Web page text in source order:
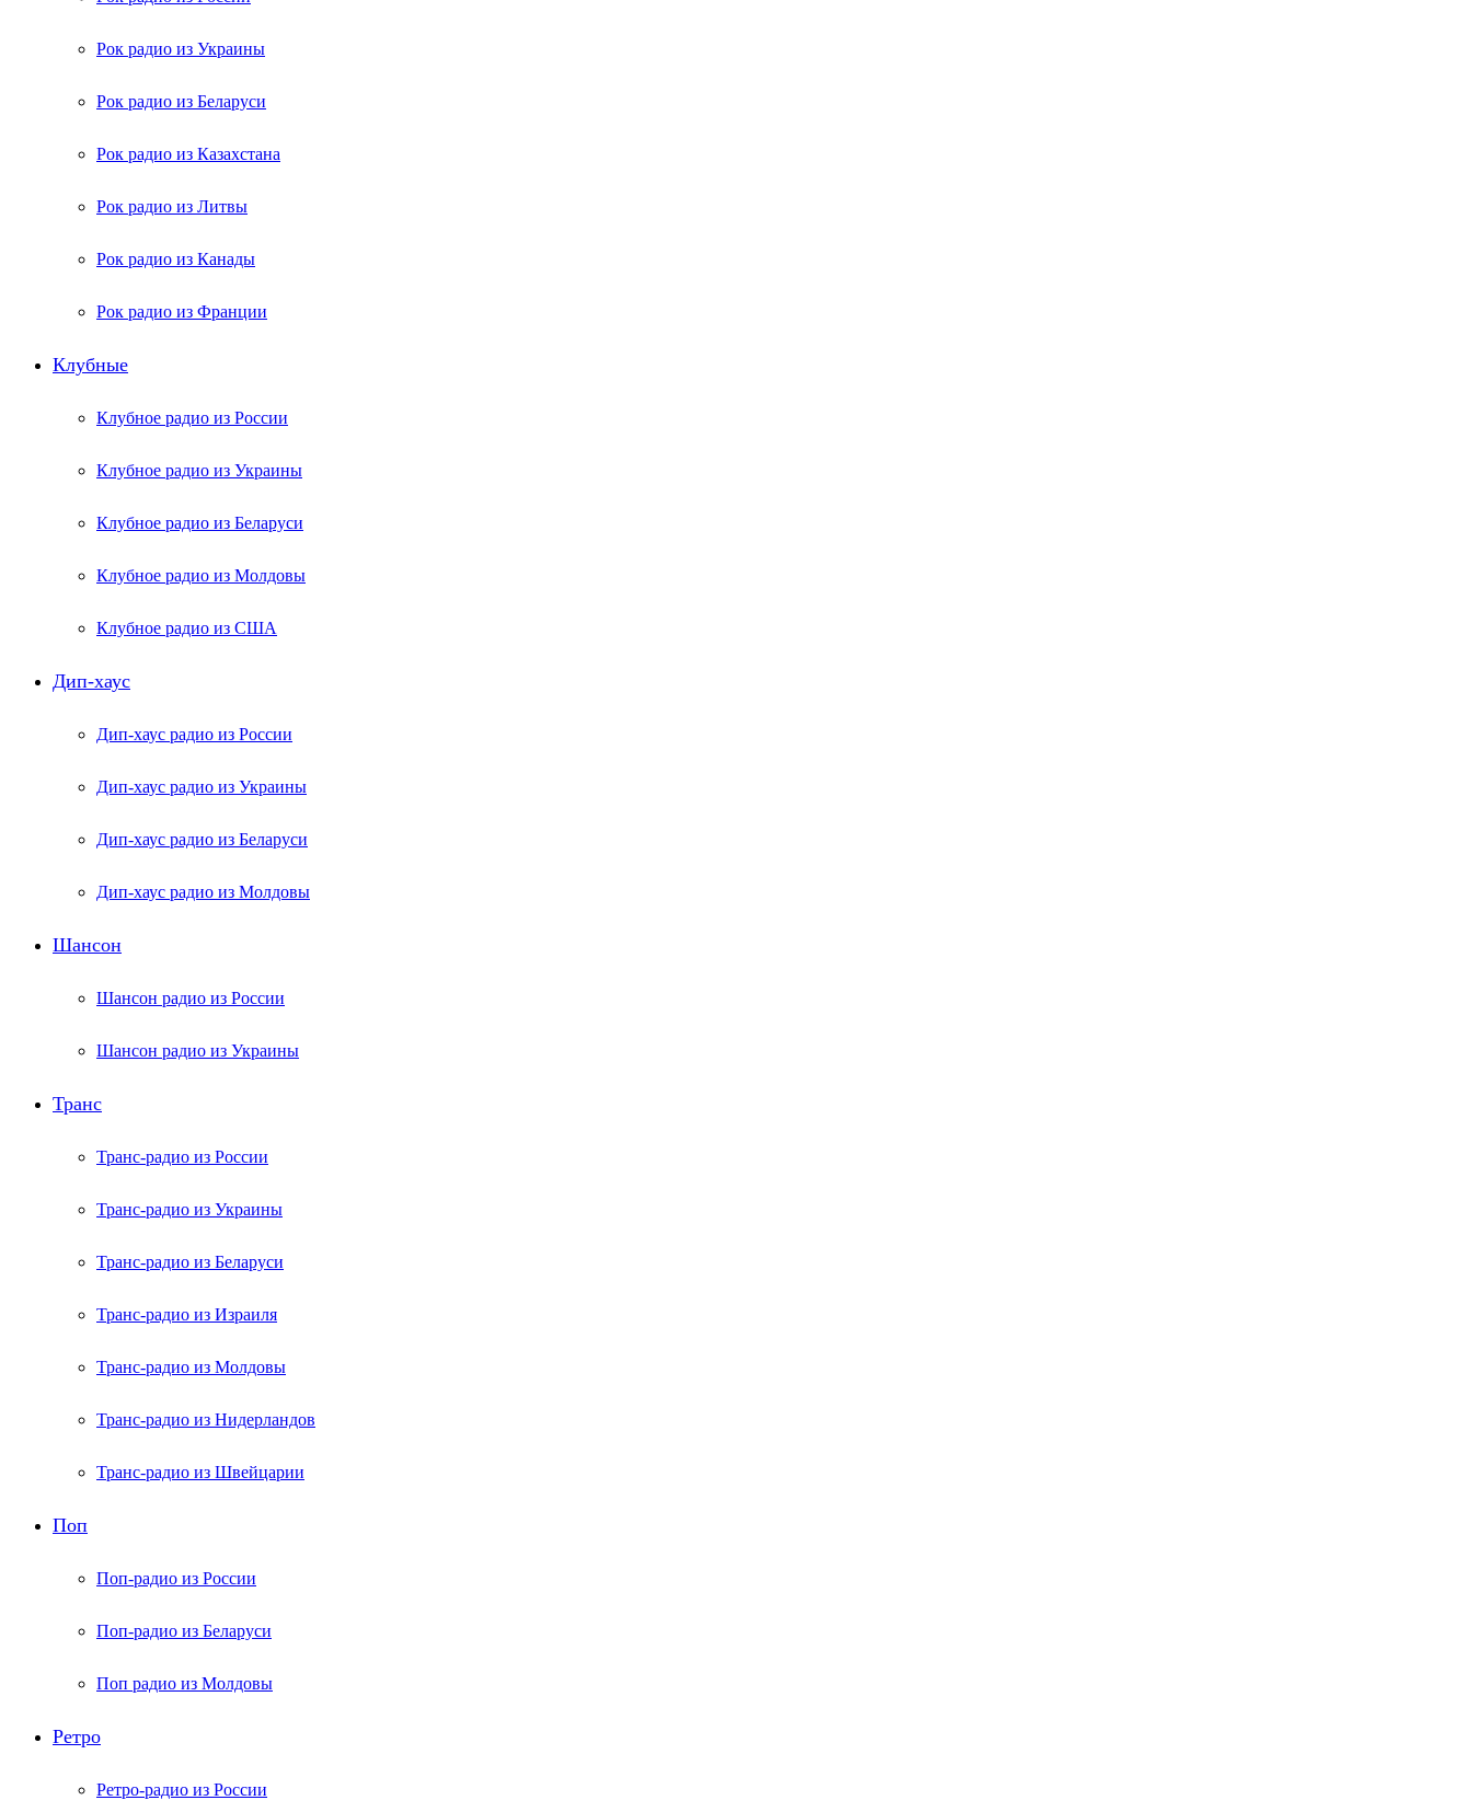
Рок радио из Украины
Рок радио из Беларуси
Рок радио из Казахстана
Рок радио из Литвы
Рок радио из Канады
Рок радио из Франции
Клубные
Клубное радио из России
Клубное радио из Украины
Клубное радио из Беларуси
Клубное радио из Молдовы
Клубное радио из США
Дип-хаус
Дип-хаус радио из России
Дип-хаус радио из Украины
Дип-хаус радио из Беларуси
Дип-хаус радио из Молдовы
Шансон
Шансон радио из России
Шансон радио из Украины
Транс
Транс-радио из России
Транс-радио из Украины
Транс-радио из Беларуси
Транс-радио из Израиля
Транс-радио из Молдовы
Транс-радио из Нидерландов
Транс-радио из Швейцарии
Поп
Поп-радио из России
Поп-радио из Беларуси
Поп радио из Молдовы
Ретро
Ретро-радио из России